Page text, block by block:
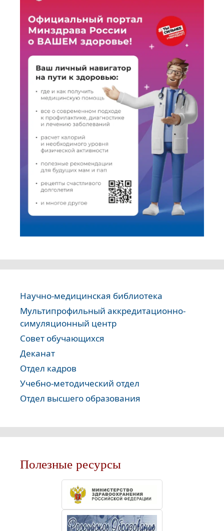
Научно-медицинская библиотека
Мультипрофильный аккредитационно-
симуляционный центр
Совет обучающихся
Деканат
Отдел кадров
Учебно-методический отдел
Отдел высшего образования
Полезные ресурсы